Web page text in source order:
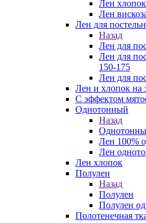
Лен хлопок
Лен
Лен для
Назад
Лен для
Лен для
150-175
Лен для
Лен и хлопок на
С эффектом
Однотонный
Назад
Лен 100%
Лен
Лен хлопок
Полулен
Назад
Полулен
Полулен
Полотенечная